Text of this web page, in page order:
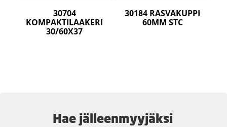
30704
KOMPAKTILAAKERI
30/60X37
30184 RASVAKUPPI
60MM STC
Hae jälleenmyyjäksi